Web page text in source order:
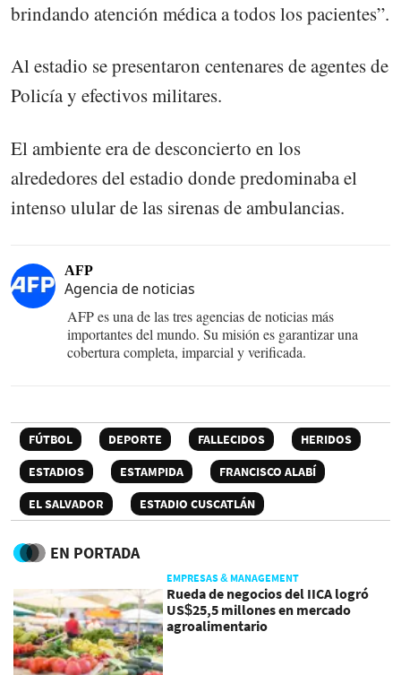
brindando atención médica a todos los pacientes”.
Al estadio se presentaron centenares de agentes de
Policía y efectivos militares.
El ambiente era de desconcierto en los
alrededores del estadio donde predominaba el
intenso ulular de las sirenas de ambulancias.
AFP
Agencia de noticias
AFP es una de las tres agencias de noticias más
importantes del mundo. Su misión es garantizar una
cobertura completa, imparcial y verificada.
FÚTBOL DEPORTE FALLECIDOS
HERIDOS
ESTADIOS
ESTAMPIDA
FRANCISCO ALABÍ
EL SALVADOR
ESTADIO CUSCATLÁN
EN PORTADA
EMPRESAS & MANAGEMENT
Rueda de negocios del IICA logró
US$25,5 millones en mercado
agroalimentario